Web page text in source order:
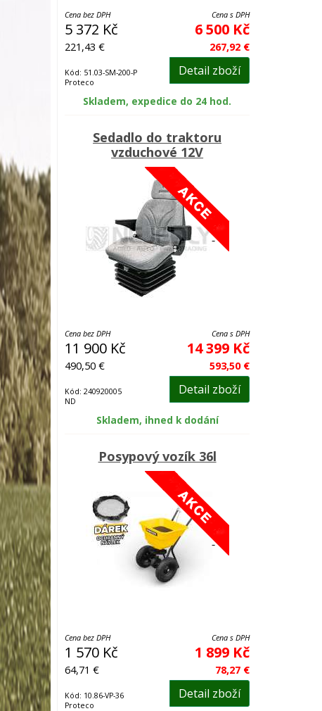
Cena bez DPH
5 372 Kč
221,43 €
Cena s DPH
6 500 Kč
267,92 €
Kód: 51.03-SM-200-P
Proteco
Detail zboží
Skladem, expedice do 24 hod.
Sedadlo do traktoru
vzduchové 12V
Cena bez DPH
11 900 Kč
490,50 €
Cena s DPH
14 399 Kč
593,50 €
Kód: 240920005
ND
Detail zboží
Skladem, ihned k dodání
Posypový vozík 36l
Cena bez DPH
1 570 Kč
64,71 €
Cena s DPH
1 899 Kč
78,27 €
Kód: 10.86-VP-36
Proteco
Detail zboží